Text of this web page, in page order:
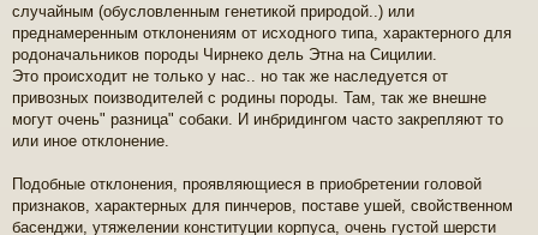
случайным (обусловленным генетикой природой..) или
преднамеренным отклонениям от исходного типа, характерного для
родоначальников породы Чирнеко дель Этна на Сицилии.
Это происходит не только у нас.. но так же наследуется от
привозных поизводителей с родины породы. Там, так же внешне
могут очень" разница" собаки. И инбридингом часто закрепляют то
или иное отклонение.
Подобные отклонения, проявляющиеся в приобретении головой
признаков, характерных для пинчеров, поставе ушей, свойственном
басенджи, утяжелении конституции корпуса, очень густой шерсти